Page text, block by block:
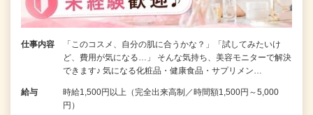
仕事内容
「このコスメ、自分の肌に合うかな？」「試してみたいけ
ど、費用が気になる…」 そんな気持ち、美容モニターで解決
できます♪ 気になる化粧品・健康食品・サプリメン…
給与
時給1,500円以上（完全出来高制／時間額1,500円～5,000
円）